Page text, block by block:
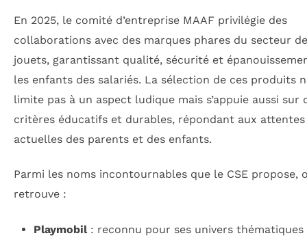
En 2025, le comité d’entreprise MAAF privilégie des
collaborations avec des marques phares du secteur
jouets, garantissant qualité, sécurité et
les enfants des salariés. La sélection de ces produits
limite pas à un aspect ludique mais s’appuie aussi sur
critères éducatifs et durables, répondant aux attentes
actuelles des parents et des enfants.
Parmi les noms incontournables que le CSE propose,
retrouve :
Playmobil: reconnu pour ses univers thématiques